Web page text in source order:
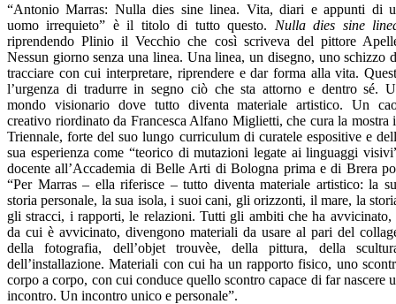
“Antonio Marras: Nulla dies sine linea. Vita, diari e appunti di
uomo irrequieto” è il titolo di tutto questo. Nulla dies sine
riprendendo Plinio il Vecchio che così scriveva del pittore
Nessun giorno senza una linea. Una linea, un disegno, uno schizzo
tracciare con cui interpretare, riprendere e dar forma alla vita.
l’urgenza di tradurre in segno ciò che sta attorno e dentro sé.
mondo visionario dove tutto diventa materiale artistico. Un
creativo riordinato da Francesca Alfano Miglietti, che cura la mostra
Triennale, forte del suo lungo curriculum di curatele espositive e
sua esperienza come “teorico di mutazioni legate ai linguaggi
docente all’Accademia di Belle Arti di Bologna prima e di Brera
“Per Marras – ella riferisce – tutto diventa materiale artistico: la
storia personale, la sua isola, i suoi cani, gli orizzonti, il mare, la
gli stracci, i rapporti, le relazioni. Tutti gli ambiti che ha avvicinato,
da cui è avvicinato, divengono materiali da usare al pari del
della fotografia, dell’objet trouvèe, della pittura, della
dell’installazione. Materiali con cui ha un rapporto fisico, uno
corpo a corpo, con cui conduce quello scontro capace di far nascere
incontro. Un incontro unico e personale”.